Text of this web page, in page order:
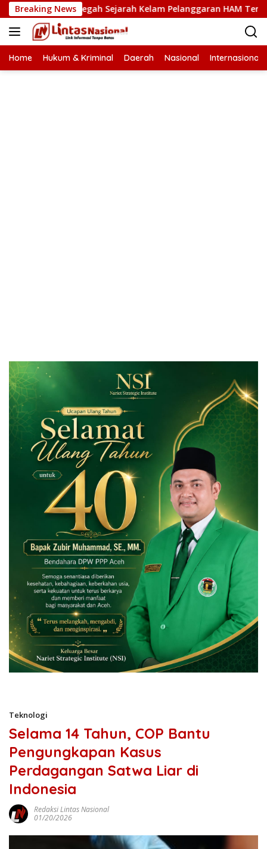
Langsung
ke
konten
Breaking News
Cegah Sejarah Kelam Pelanggaran HAM Terulang di Aceh
Home Hukum & Kriminal Daerah Nasional Internasional
Teknologi
Selama 14 Tahun, COP Bantu
Pengungkapan Kasus
Perdagangan Satwa Liar di
Indonesia
Redaksi Lintas Nasional
01/20/2026